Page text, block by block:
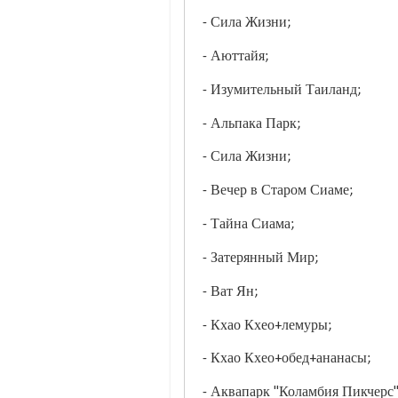
- Сила Жизни;
- Аюттайя;
- Изумительный Таиланд;
- Альпака Парк;
- Сила Жизни;
- Вечер в Старом Сиаме;
- Тайна Сиама;
- Затерянный Мир;
- Ват Ян;
- Кхао Кхео+лемуры;
- Кхао Кхео+обед+ананасы;
- Аквапарк "Коламбия